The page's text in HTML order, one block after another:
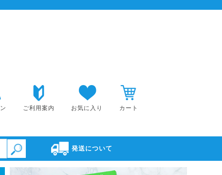
ご利用案内 お気に入り カート
発送について